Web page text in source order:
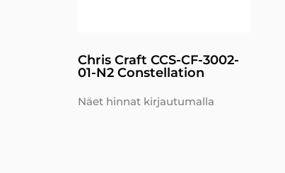
Chris Craft CCS-CF-3002-
01-N2 Constellation
Näet hinnat kirjautumalla